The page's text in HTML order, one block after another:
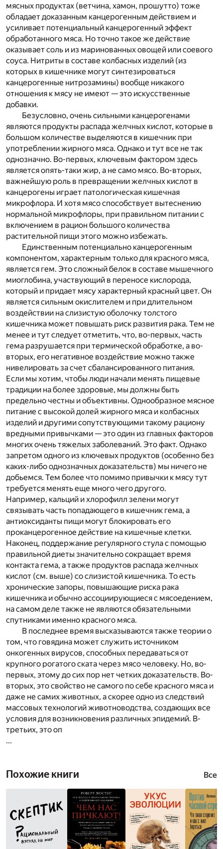
мясных продуктах (ветчина, хамон, прошутто) тоже
обладает доказанным канцерогенным действием и
усиливает потенциальный канцерогенный эффект
обработанного мяса. Но точно такое же действие
оказывает соль и из маринованных овощей или соевого
соуса. Нитриты в составе колбасных изделий (из
которых в кишечнике могут синтезироваться
канцерогенные нитрозамины) вообще никакого
отношения к мясу не имеют — это искусственные
добавки.
Безусловно, очень сильными канцерогенами
являются продукты распада желчных кислот, которые в
большом количестве выделяются в кишечник при
употреблении жирного мяса. Однако и тут все не так
однозначно. Во-первых, ключевым фактором здесь
является опять-таки жир, а не само мясо. Во-вторых,
важнейшую роль в превращении желчных кислот в
канцерогены играет патологическая кишечная
микрофлора. И хотя мясо способствует вытеснению
нормальной микрофлоры, при правильном питании с
включением в рацион большого количества
растительной пищи этого можно избежать.
Единственным потенциально канцерогенным
компонентом, характерным только для красного мяса,
является гем. Это сложный белок в составе мышечного
миоглобина, участвующий в переносе кислорода,
который и придает мясу характерный красный цвет. Он
является сильным окислителем и при длительном
воздействии на слизистую оболочку толстого
кишечника может повышать риск развития рака. Тем не
менее и тут следует отметить, что, во-первых, часть
гема разрушается при термической обработке, а во-
вторых, его негативное воздействие можно также
нивелировать за счет сбалансированного питания.
Если мы хотим, чтобы люди начали менять пищевые
традиции на более здоровые, мы должны быть
предельно честны и объективны. Однообразное мясное
питание с высокой долей жирного мяса и колбасных
изделий и другими сопутствующими такому рациону
вредными привычками — это один из главных факторов
многих очень тяжелых заболеваний. Это факт. Однако
запретом одного из ключевых продуктов (особенно без
каких-либо однозначных доказательств) мы ничего не
добьемся. Тем более что помимо привычки к мясу тут
требуется менять еще много чего другого.
Например, кальций и хлорофилл зелени могут
связывать часть попадающего в кишечник гема, а
антиоксиданты пищи могут блокировать его
проканцерогенное действие на кишечные клетки.
Наконец, поддержание регулярного стула с помощью
правильной диеты значительно сокращает время
контакта гема, а также продуктов распада желчных
кислот (см. выше) со слизистой кишечника. То есть
хронические запоры, повышающие риска рака
кишечника и обычно ассоциирующиеся с мясоедением,
на самом деле также не являются обязательными
спутниками именно красного мяса.
В последнее время высказываются также теории о
том, что говядина может служить источником
онкогенных вирусов, способных передаваться от
крупного рогатого ската через мясо человеку. Но, во-
первых, этому до сих пор нет четких доказательств. Во-
вторых, это свойство не самого по себе красного мяса и
даже не самих животных, а скорее одно из следствий
массовых технологий животноводства, создающих все
условия для возникновения различных эпидемий. В-
третьих, это оп
...
Похожие книги Все